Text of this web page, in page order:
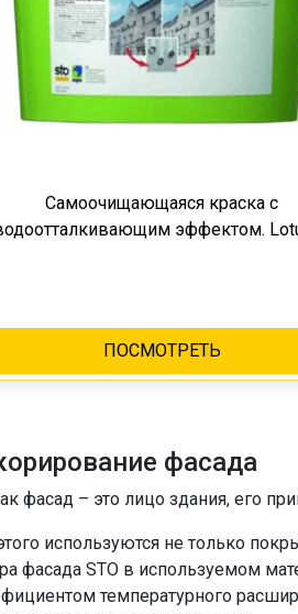
Самоочищающаяся краска с
эффектом.
ПОСМОТРЕТЬ
фасада
фасад – это лицо здания, его
используются не только
фасада STO в используемом
температурного